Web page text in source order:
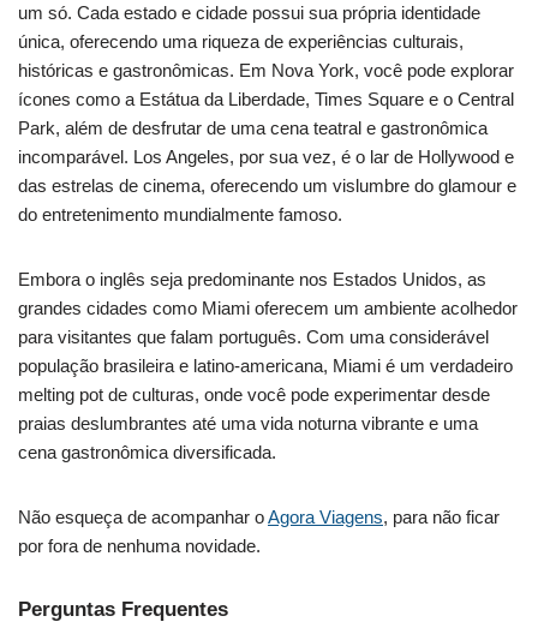
um só. Cada estado e cidade possui sua própria identidade
única, oferecendo uma riqueza de experiências culturais,
históricas e gastronômicas. Em Nova York, você pode explorar
ícones como a Estátua da Liberdade, Times Square e o Central
Park, além de desfrutar de uma cena teatral e gastronômica
incomparável. Los Angeles, por sua vez, é o lar de Hollywood e
das estrelas de cinema, oferecendo um vislumbre do glamour e
do entretenimento mundialmente famoso.
Embora o inglês seja predominante nos Estados Unidos, as
grandes cidades como Miami oferecem um ambiente acolhedor
para visitantes que falam português. Com uma considerável
população brasileira e latino-americana, Miami é um verdadeiro
melting pot de culturas, onde você pode experimentar desde
praias deslumbrantes até uma vida noturna vibrante e uma
cena gastronômica diversificada.
Não esqueça de acompanhar oAgora Viagens, para não ficar
por fora de nenhuma novidade.
Perguntas Frequentes